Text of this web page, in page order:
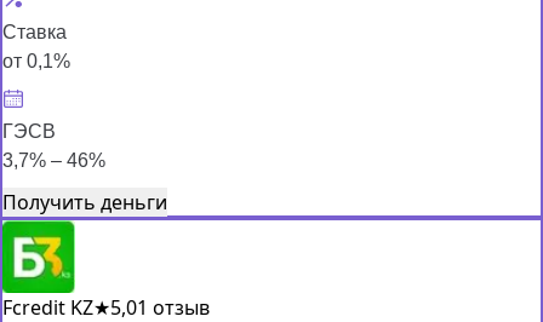
Ставка
от 0,1%
ГЭСВ
3,7% – 46%
Получить деньги
Fcredit KZ★5,01 отзыв